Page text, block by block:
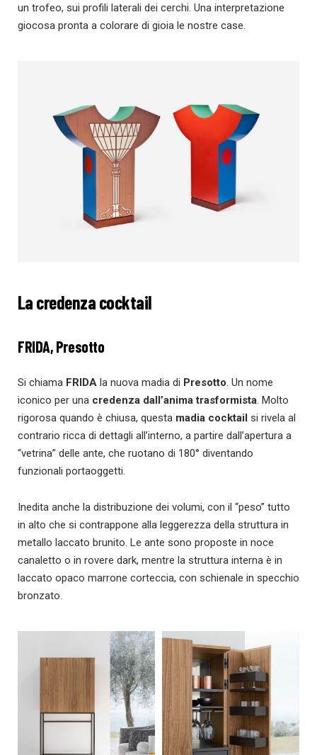
un trofeo, sui profili laterali dei cerchi. Una interpretazione
giocosa pronta a colorare di gioia le nostre case.
La credenza cocktail
FRIDA, Presotto
Si chiama FRIDA la nuova madia di Presotto. Un nome
iconico per una credenza dall’anima trasformista. Molto
rigorosa quando è chiusa, questa madia cocktail si rivela al
contrario ricca di dettagli all’interno, a partire dall’apertura a
“vetrina” delle ante, che ruotano di 180° diventando
funzionali portaoggetti.
Inedita anche la distribuzione dei volumi, con il “peso” tutto
in alto che si contrappone alla leggerezza della struttura in
metallo laccato brunito. Le ante sono proposte in noce
canaletto o in rovere dark, mentre la struttura interna è in
laccato opaco marrone corteccia, con schienale in specchio
bronzato.